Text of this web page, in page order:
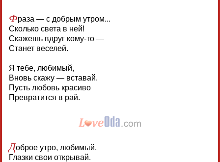
Фраза — с добрым утром...
Сколько света в ней!
Скажешь вдруг кому-то —
Станет веселей.
Я тебе, любимый,
Вновь скажу — вставай.
Пусть любовь красиво
Превратится в рай.
Доброе утро, любимый,
Глазки свои открывай.